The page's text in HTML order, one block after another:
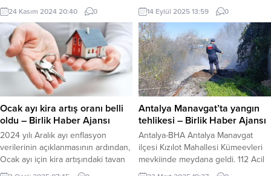
mücadele eden Kars36 Spor Ordu
Galataspor’u deplasmanda 3-1
yenerek deplasmanda 3 puanı 3
golle aldı. Ordu Galataspor’un ev
sahipliğinde yapılan karşılaşma
Spor Toto Altınordu Spor
kompleksinde saat:13.00’da
başladı. Yeşil Beyazlı takım Kars 36
Spor, misafir gittiği Ordu
Galataspor’u kendi seyircisi ve
kendi...
24 Kasım 2024 20:40 0
seneki Asya etabı koşuldu.
Üsküdar’da düzenlenen yarışta
yaklaşık 4 bin 500 kişi ter döktü.
İSTANBUL (İGFA) – “İstanbul’u
Koşuyorum, Şehri Yaşıyorum!”
sloganıyla gerçekleştirilen yarışın
startını İBB Gençlik ve Spor
Komisyonu Başkanı Can
Çobanoğlu, İBB...
14 Eylül 2025 13:59 0
Ocak ayı kira artış oranı belli
oldu – Birlik Haber Ajansı
2024 yılı Aralık ayı enflasyon
verilerinin açıklanmasının ardından,
Ocak ayı için kira artışındaki tavan
oranı da netleşti. TÜFE’deki
Antalya Manavgat’ta yangın
tehlikesi – Birlik Haber Ajansı
Antalya-BHA Antalya Manavgat
ilçesi Kızılot Mahallesi Kümeevleri
mevkiinde meydana geldi. 112 Acil
Çağrı Merkezi’ne yapılan yangın